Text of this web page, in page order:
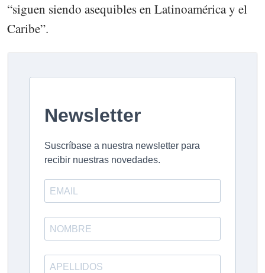
“siguen siendo asequibles en Latinoamérica y el
Caribe”.